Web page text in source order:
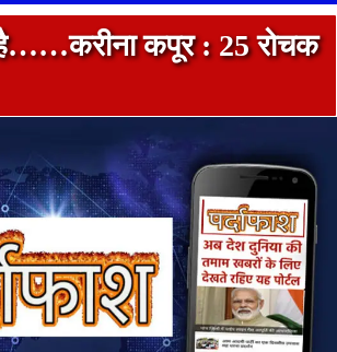
कपूर : 25 रोचक